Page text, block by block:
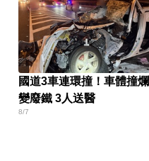
國道3車連環撞！車體撞爛
變廢鐵 3人送醫
8/7